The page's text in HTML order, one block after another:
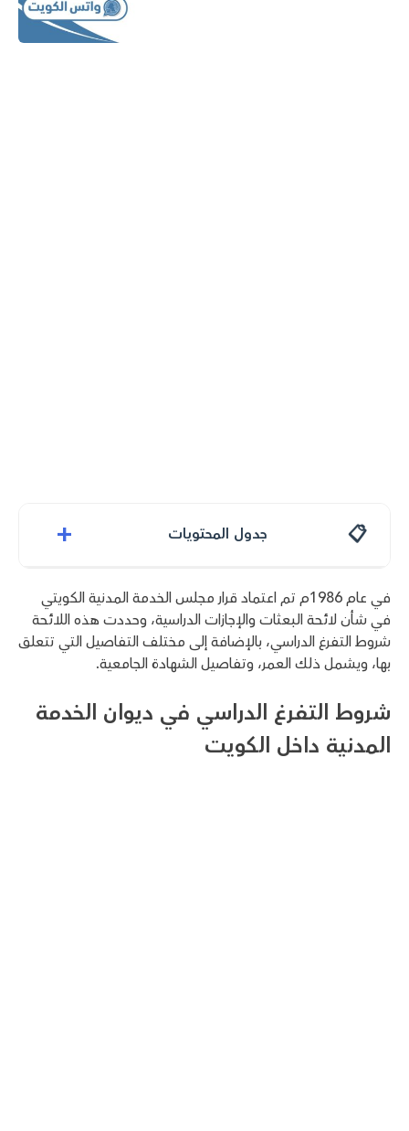
جدول المحتويات +
في عام 1986م تم اعتماد قرار مجلس الخدمة المدنية الكويتي
في شأن لائحة البعثات والإجازات الدراسية، وحددت هذه اللائحة
شروط التفرغ الدراسي، بالإضافة إلى مختلف التفاصيل التي تتعلق
بها، ويشمل ذلك العمر، وتفاصيل الشهادة الجامعية.
شروط التفرغ الدراسي في ديوان الخدمة
المدنية داخل الكويت